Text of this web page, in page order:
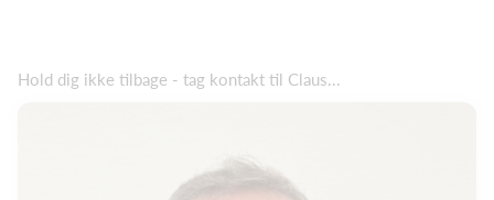
Hold dig ikke tilbage - tag kontakt til Claus...